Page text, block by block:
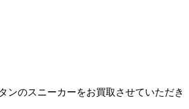
ンのスニーカーをお買取させていただき